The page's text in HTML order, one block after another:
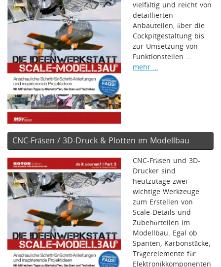
vielfältig und reicht von
detaillierten
Anbauteilen, über die
Cockpitgestaltung bis
zur Umsetzung von
Funktionsteilen …
mehr …
CNC-Fräsen / 3D-Druck & Plotten im Modellbau
CNC-Fräsen und 3D-
Drucker sind
heutzutage zwei
wichtige Werkzeuge
zum Erstellen von
Scale-Details und
Zubehörteilen im
Modellbau. Egal ob
Spanten, Karbonstücke,
Trägerelemente für
Elektronikkomponenten